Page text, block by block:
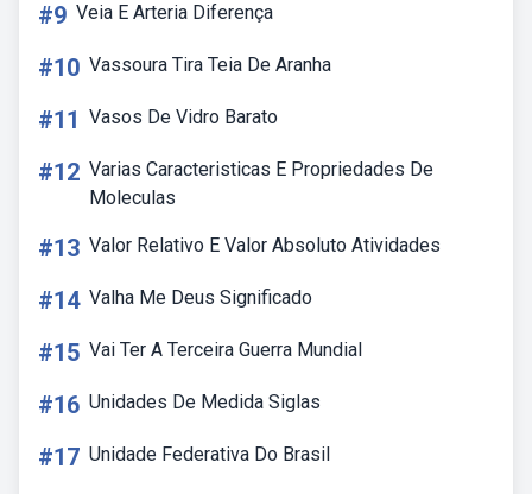
#9 Veia E Arteria Diferença
#10 Vassoura Tira Teia De Aranha
#11 Vasos De Vidro Barato
#12 Varias Caracteristicas E Propriedades De
Moleculas
#13 Valor Relativo E Valor Absoluto Atividades
#14 Valha Me Deus Significado
#15 Vai Ter A Terceira Guerra Mundial
#16 Unidades De Medida Siglas
#17 Unidade Federativa Do Brasil